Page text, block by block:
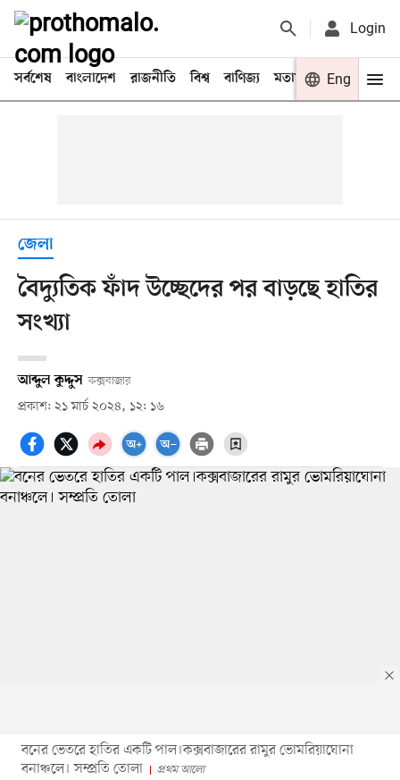
Login
সর্বশেষ বাংলাদেশ রাজনীতি বিশ্ব বাণিজ্য মতামত খেলা
Eng
জেলা
বৈদ্যুতিক ফাঁদ উচ্ছেদের পর বাড়ছে হাতির
সংখ্যা
আব্দুল কুদ্দুস কক্সবাজার
প্রকাশ: ২১ মার্চ ২০২৪, ১২: ১৬
বনের ভেতরে হাতির একটি পাল।কক্সবাজারের রামুর ভোমরিয়াঘোনা
বনাঞ্চলে। সম্প্রতি তোলা
প্রথম আলো